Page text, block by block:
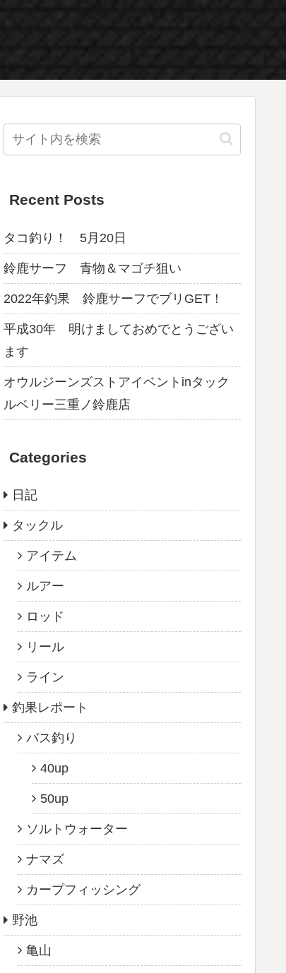
Recent Posts
タコ釣り！ 5月20日
鈴鹿サーフ 青物＆マゴチ狙い
2022年釣果 鈴鹿サーフでブリGET！
平成30年 明けましておめでとうござい
ます
オウルジーンズストアイベントinタック
ルベリー三重ノ鈴鹿店
Categories
日記
タックル
アイテム
ルアー
ロッド
リール
ライン
釣果レポート
バス釣り
40up
50up
ソルトウォーター
ナマズ
カープフィッシング
野池
亀山